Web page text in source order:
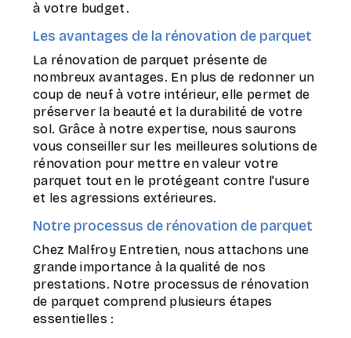
à votre budget.
Les avantages de la rénovation de parquet
La rénovation de parquet présente de
nombreux avantages. En plus de redonner un
coup de neuf à votre intérieur, elle permet de
préserver la beauté et la durabilité de votre
sol. Grâce à notre expertise, nous saurons
vous conseiller sur les meilleures solutions de
rénovation pour mettre en valeur votre
parquet tout en le protégeant contre l'usure
et les agressions extérieures.
Notre processus de rénovation de parquet
Chez Malfroy Entretien, nous attachons une
grande importance à la qualité de nos
prestations. Notre processus de rénovation
de parquet comprend plusieurs étapes
essentielles :